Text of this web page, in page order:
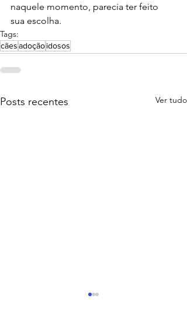
naquele momento, parecia ter feito
sua escolha.
Tags:
cãesadoçãoidosos
Posts recentes Ver tudo